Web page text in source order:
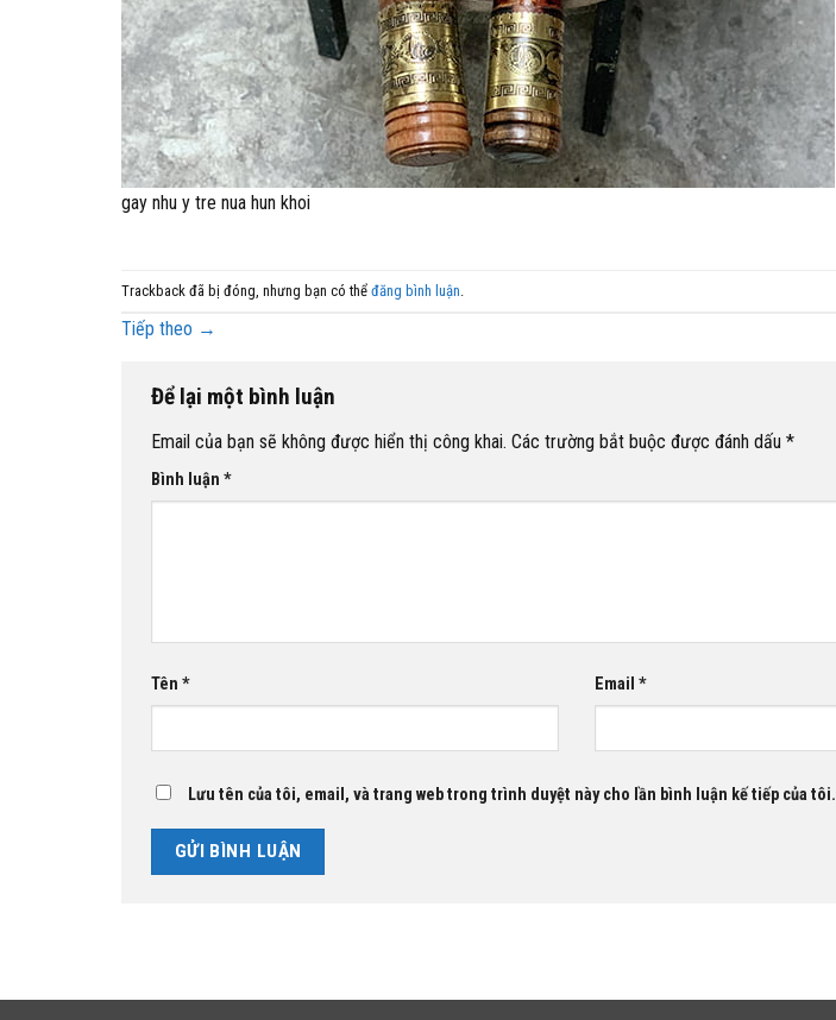
gay nhu y tre nua hun khoi
Trackback đã bị đóng, nhưng bạn có thể đăng bình luận
Tiếp theo →
Để lại một bình luận
Email của bạn sẽ không được hiển thị công khai. Các trường bắt buộc được đánh dấu *
Bình luận *
Tên * Email*
Lưu tên của tôi, email, và trang web trong trình duyệt này cho lần bình luận kế tiếp của tôi.